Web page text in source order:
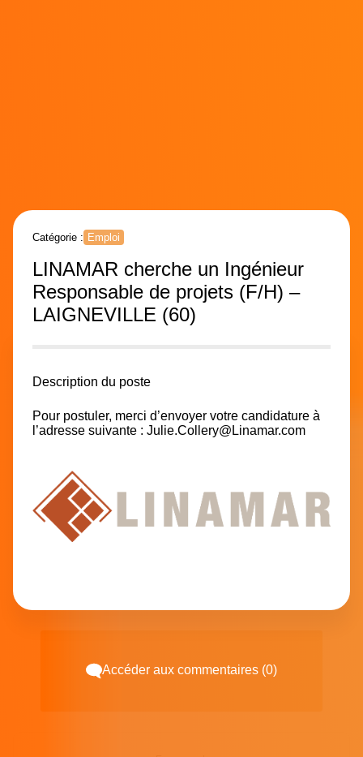
Catégorie : Emploi
LINAMAR cherche un Ingénieur
Responsable de projets (F/H) –
LAIGNEVILLE (60)
Description du poste
Pour postuler, merci d’envoyer votre candidature à
l’adresse suivante : Julie.Collery@Linamar.com
Accéder aux commentaires (0)